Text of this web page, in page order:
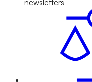
newsletters